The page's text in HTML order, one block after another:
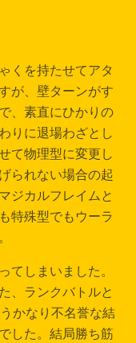
くを持たせてアタ
が、壁ターンがす
、素直にひかりの
りに退場わざとし
て物理型に変更し
られない場合の起
ジカルフレイムと
特殊型でもウーラ
しまいました。
、ランクバトルと
かなり不名誉な結
した。結局勝ち筋